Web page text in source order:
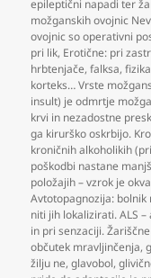
epileptični napadi ter
možganskih ovojnic
ovojnic so operativni
pri lik, Erotične: pri
hrbtenjače,falksa,
korteks… Vrste
insult) je odmrtje
krvi in nezadostne
ga kirurško oskrbijo.
kroničnih alkoholikih
poškodbi nastane
položajih – vzrok je
Avtotopagnozija:
niti jih lokalizirati. ALS
in pri senzaciji.
občutek mravljinčenja,
žilju ne,glavobol,